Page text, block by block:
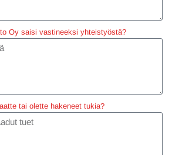
Oy saisi vastineeksi yhteistyöstä?
tai olette hakeneet tukia?